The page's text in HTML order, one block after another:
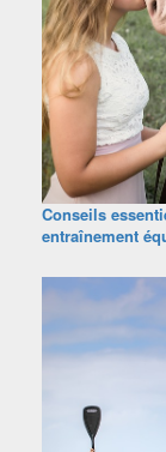
Conseils
entraînement